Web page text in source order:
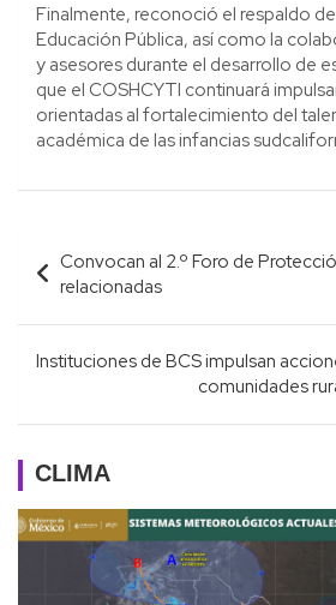
Finalmente, reconoció el respaldo
Educación Pública, así como la
y asesores durante el desarrollo de
que el COSHCYTI continuará
orientadas al fortalecimiento del
académica de las infancias
Navegación
de
entradas
Convocan al 2.º Foro de
relacionadas
Instituciones de BCS impulsan
comunidades
CLIMA